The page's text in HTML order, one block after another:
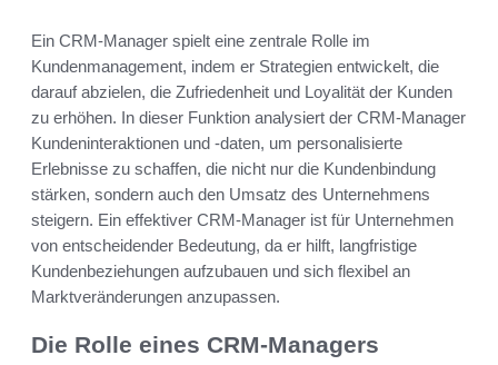
Ein CRM-Manager spielt eine zentrale Rolle im
Kundenmanagement, indem er Strategien entwickelt, die
darauf abzielen, die Zufriedenheit und Loyalität der Kunden
zu erhöhen. In dieser Funktion analysiert der CRM-Manager
Kundeninteraktionen und -daten, um personalisierte
Erlebnisse zu schaffen, die nicht nur die Kundenbindung
stärken, sondern auch den Umsatz des Unternehmens
steigern. Ein effektiver CRM-Manager ist für Unternehmen
von entscheidender Bedeutung, da er hilft, langfristige
Kundenbeziehungen aufzubauen und sich flexibel an
Marktveränderungen anzupassen.
Die Rolle eines CRM-Managers